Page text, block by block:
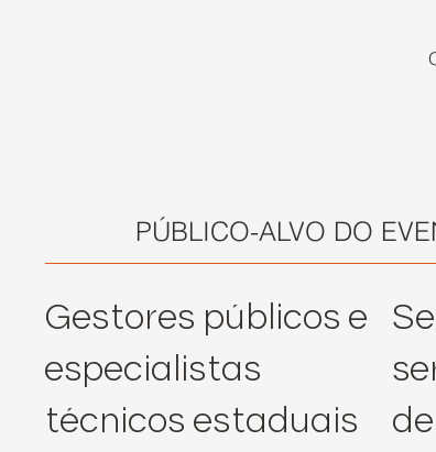
Gestores públicos e
especialistas
técnicos estaduais
PÚBLICO-ALVO DO